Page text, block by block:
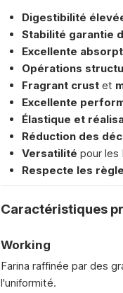
Digestibilité
Stabilité garantie
Excellente
Opérations
Fragrant crust et
Excellente
Élastique et
Réduction des
Versatilité pour les
Respecte les
Caractéristiques
Working
Farina raffinée par des
l'uniformité.